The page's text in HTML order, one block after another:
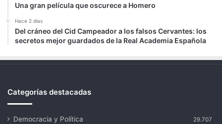
Una gran película que oscurece a Homero
Hace 2 días
Del cráneo del Cid Campeador a los falsos Cervantes: los
secretos mejor guardados de la Real Academia Española
Categorías destacadas
Democracia y Política 29.707